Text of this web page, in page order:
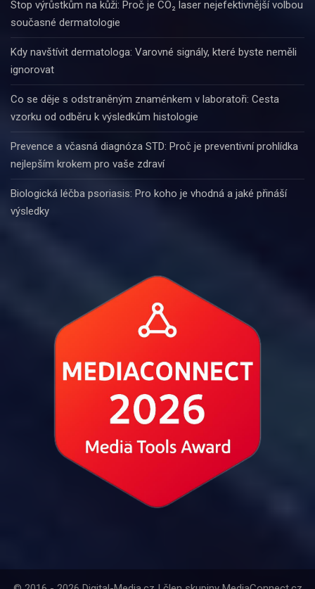
Stop výrůstkům na kůži: Proč je CO₂ laser nejefektivnější volbou
současné dermatologie
Kdy navštívit dermatologa: Varovné signály, které byste neměli
ignorovat
Co se děje s odstraněným znaménkem v laboratoři: Cesta
vzorku od odběru k výsledkům histologie
Prevence a včasná diagnóza STD: Proč je preventivní prohlídka
nejlepším krokem pro vaše zdraví
Biologická léčba psoriasis: Pro koho je vhodná a jaké přináší
výsledky